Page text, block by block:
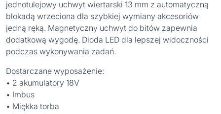
jednotulejowy uchwyt wiertarski 13 mm z automatyczną
blokadą wrzeciona dla szybkiej wymiany akcesoriów
jedną ręką. Magnetyczny uchwyt do bitów zapewnia
dodatkową wygodę. Dioda LED dla lepszej widoczności
podczas wykonywania zadań.
Dostarczane wyposażenie:
• 2 akumulatory 18V
• Imbus
• Miękka torba